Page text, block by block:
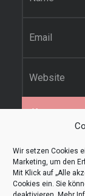
Wir setzen Cookies
Marketing, um den
Mit Klick auf „Alle
Cookies ein. Sie
Diese
reduzieren.
verarbeitet